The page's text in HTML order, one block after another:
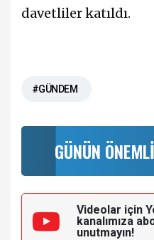
davetliler katıldı.
#GÜNDEM
GÜNÜN
Videolar için
kanalımıza
unutmayın!